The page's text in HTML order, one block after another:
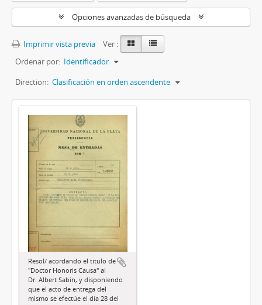
Opciones avanzadas de búsqueda
Imprimir vista previa
Ver :
Ordenar por: Identificador
Direction: Clasificación en orden ascendente
Resol/ acordando el título de
"Doctor Honoris Causa" al
Dr. Albert Sabin, y disponiendo
que el acto de entrega del
mismo se efectúe el día 28 del